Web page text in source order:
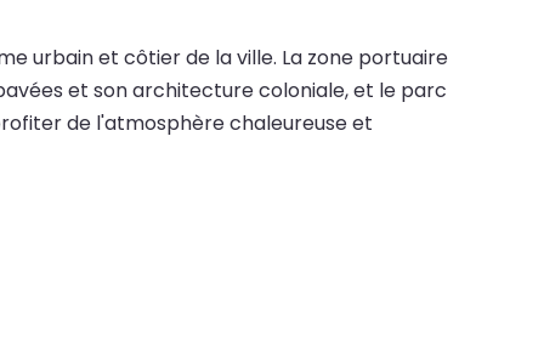
urbain et côtier de la ville. La zone portuaire
et son architecture coloniale, et le parc
de l'atmosphère chaleureuse et